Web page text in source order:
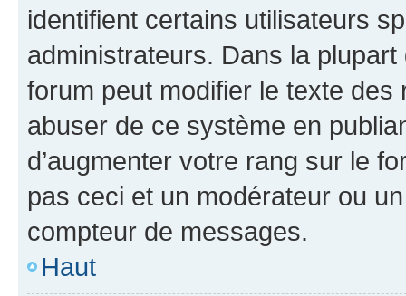
identifient certains utilisateurs
administrateurs. Dans la
forum peut modifier le texte
abuser de ce système en
d’augmenter votre rang sur le
pas ceci et un modérateur ou
compteur de messages.
Haut